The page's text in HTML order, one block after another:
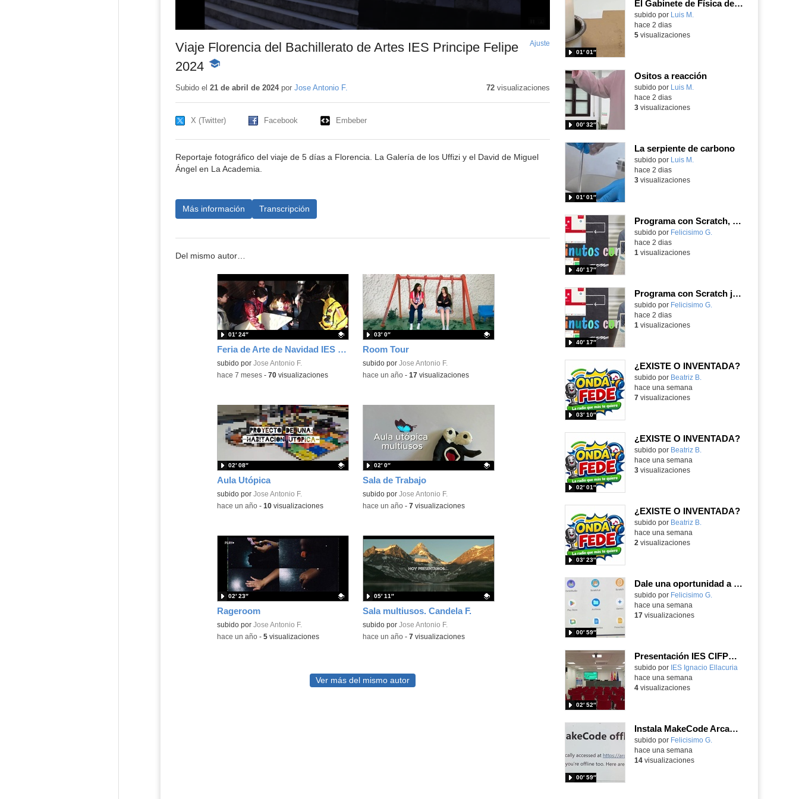
Viaje Florencia del Bachillerato de Artes IES Principe Felipe
2024 -
educativo
Ajuste
pantalla
Subido el 21 de abril de 2024por Jose Antonio F. 72visualizaciones
X (Twitter) Facebook Embeber
Reportaje fotográfico del viaje de 5 días a Florencia. La Galería de los Uffizi y el David de Miguel
Ángel en La Academia.
Más información Transcripción
Del mismo autor…
Feria de Arte de Navidad IES Principe Felipe
Contenido educativo.
subido por Jose Antonio F.
01′ 24″
-hace 7 meses- 70visualizaciones
Room Tour
Contenido educativo.
subido por Jose Antonio F.
03′ 0″
-hace un año- 17 visualizaciones
Aula Utópica
Contenido educativo.
subido por Jose Antonio F.
02′ 08″
-hace un año- 10visualizaciones
Sala de Trabajo
Contenido educativo.
subido por Jose Antonio F.
02′ 0″
-hace un año- 7 visualizaciones
Rageroom
Contenido educativo.
subido por Jose Antonio F.
02′ 23″
-hace un año- 5visualizaciones
Sala multiusos. Candela F.
Contenido educativo.
subido por Jose Antonio F.
05′ 11″
-hace un año- 7 visualizaciones
Ver más del mismo autor
El Gabinete de Física del IES Enrique Tierno Galván de Parla (Curso 25-26)
Contenido educativo.
subido por Luis M.
01′ 01″
hace 2 dias
5visualizaciones
Ositos a reacción
Contenido educativo.
subido por Luis M.
00′ 32″
hace 2 dias
3visualizaciones
La serpiente de carbono
Contenido educativo.
subido por Luis M.
01′ 01″
hace 2 dias
3visualizaciones
Programa con Scratch, 8 diferentes juegos para vivir la emoción de los partidos de España en el mundial 2026
Contenido educativo.
subido por Felicisimo G.
40′ 17″
hace 2 dias
1 visualizaciones
Programa con Scratch juegos con los partidos del mundial 2026 ganados por España
Contenido educativo.
subido por Felicisimo G.
40′ 17″
hace 2 dias
1 visualizaciones
¿EXISTE O INVENTADA?
Contenido educativo.
subido por Beatriz B.
03′ 10″
hace una semana
7visualizaciones
¿EXISTE O INVENTADA?
Contenido educativo.
subido por Beatriz B.
02′ 01″
hace una semana
3visualizaciones
¿EXISTE O INVENTADA?
Contenido educativo.
subido por Beatriz B.
03′ 23″
hace una semana
2 visualizaciones
Dale una oportunidad a los Chromebooks y utiliza un proyector para realizar talleres si no tienes pantallas táctiles
Contenido educativo.
subido por Felicisimo G.
00′ 59″
hace una semana
17visualizaciones
Presentación IES CIFPD Ignacio Ellacuría
Contenido educativo.
subido por IES Ignacio Ellacuria
02′ 52″
hace una semana
4visualizaciones
Instala MakeCode Arcade para trabajar offline en tu tablet, ordenador, Chromebook
Contenido educativo.
subido por Felicisimo G.
00′ 59″
hace una semana
14visualizaciones